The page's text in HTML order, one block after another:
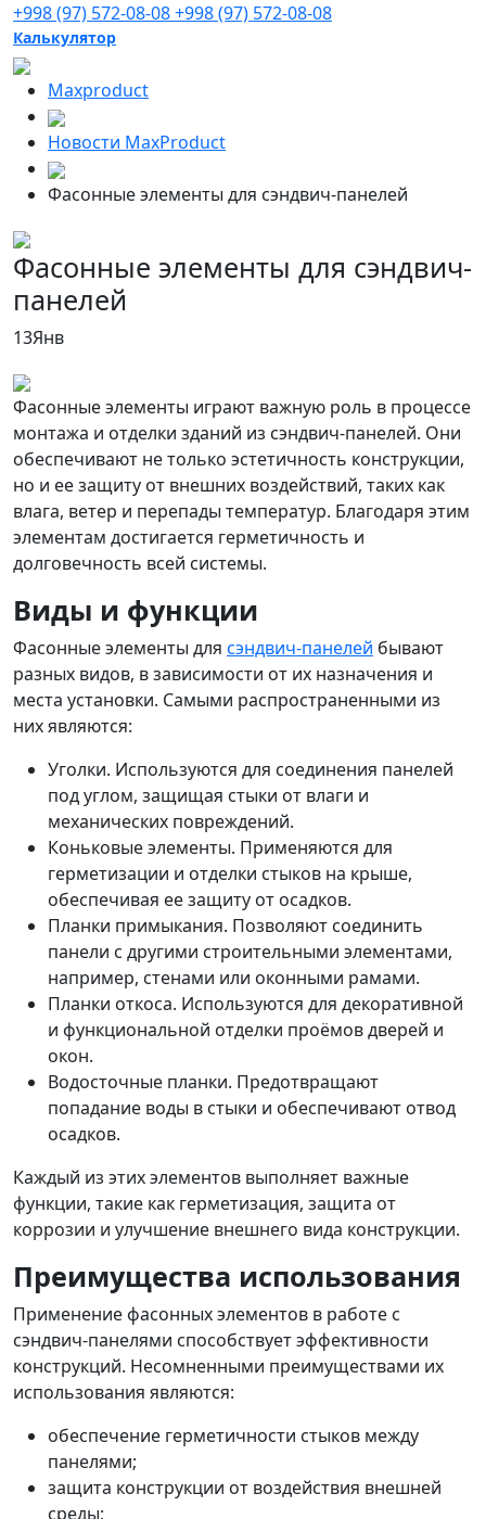
+998 (97) 572-08-08+998 (97) 572-08-08
Калькулятор
Maxproduct
Новости MaxProduct
Фасонные элементы для сэндвич-панелей
Фасонные элементы для сэндвич-
панелей
13Янв
Фасонные элементы играют важную роль в процессе
монтажа и отделки зданий из сэндвич-панелей. Они
обеспечивают не только эстетичность конструкции,
но и ее защиту от внешних воздействий, таких как
влага, ветер и перепады температур. Благодаря этим
элементам достигается герметичность и
долговечность всей системы.
Виды и функции
Фасонные элементы для сэндвич-панелей бывают
разных видов, в зависимости от их назначения и
места установки. Самыми распространенными из
них являются:
Уголки. Используются для соединения панелей
под углом, защищая стыки от влаги и
механических повреждений.
Коньковые элементы. Применяются для
герметизации и отделки стыков на крыше,
обеспечивая ее защиту от осадков.
Планки примыкания. Позволяют соединить
панели с другими строительными элементами,
например, стенами или оконными рамами.
Планки откоса. Используются для декоративной
и функциональной отделки проёмов дверей и
окон.
Водосточные планки. Предотвращают
попадание воды в стыки и обеспечивают отвод
осадков.
Каждый из этих элементов выполняет важные
функции, такие как герметизация, защита от
коррозии и улучшение внешнего вида конструкции.
Преимущества использования
Применение фасонных элементов в работе с
сэндвич-панелями способствует эффективности
конструкций. Несомненными преимуществами их
использования являются:
обеспечение герметичности стыков между
панелями;
защита конструкции от воздействия внешней
среды;